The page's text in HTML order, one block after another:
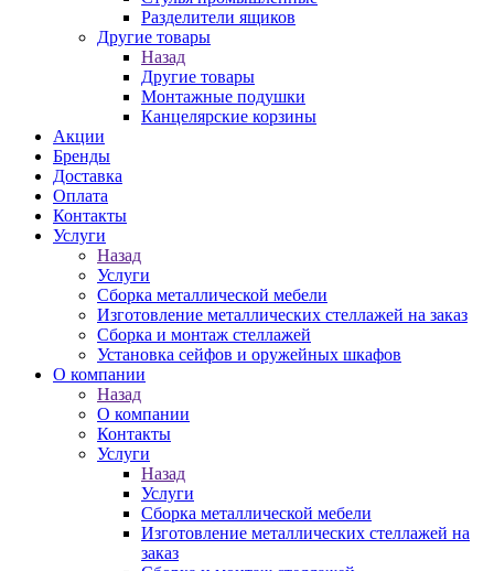
Разделители ящиков
Другие товары
Назад
Другие товары
Монтажные подушки
Канцелярские корзины
Акции
Бренды
Доставка
Оплата
Контакты
Услуги
Назад
Услуги
Сборка металлической мебели
Изготовление металлических стеллажей на заказ
Сборка и монтаж стеллажей
Установка сейфов и оружейных шкафов
О компании
Назад
О компании
Контакты
Услуги
Назад
Услуги
Сборка металлической мебели
Изготовление металлических стеллажей на
заказ